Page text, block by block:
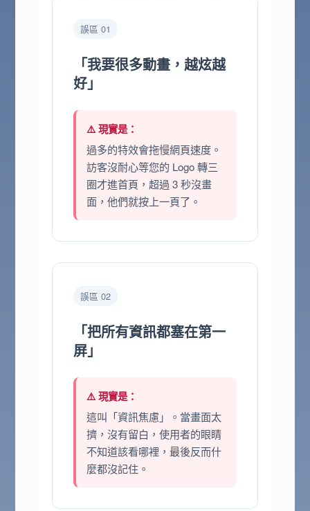
誤區 01
「我要很多動畫，越炫越
好」
⚠️ 現實是：
過多的特效會拖慢網頁速度。
訪客沒耐心等您的 Logo 轉三
圈才進首頁，超過 3 秒沒畫
面，他們就按上一頁了。
誤區 02
「把所有資訊都塞在第一
屏」
⚠️ 現實是：
這叫「資訊焦慮」。當畫面太
擠，沒有留白，使用者的眼睛
不知道該看哪裡，最後反而什
麼都沒記住。